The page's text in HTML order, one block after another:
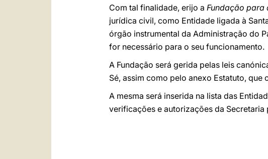
Com tal finalidade, erijo a Fundação para
jurídica civil, como Entidade ligada à
órgão instrumental da Administração do
for necessário para o seu funcionamento.
A Fundação será gerida pelas leis
Sé, assim como pelo anexo Estatuto,
A mesma será inserida na lista das
verificações e autorizações da Secretaria